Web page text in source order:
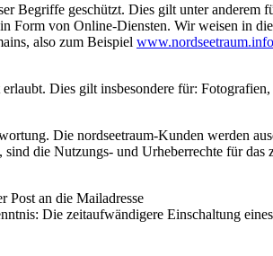
Begriffe geschützt. Dies gilt unter anderem
Form von Online-Diensten. Wir weisen in
also zum Beispiel www.nordseetraum.info
Dies gilt insbesondere für:
Die nordseetraum-Kunden werden
die Nutzungs- und Urheberrechte für das
Post an die Mailadresse
Die zeitaufwändigere Einschaltung